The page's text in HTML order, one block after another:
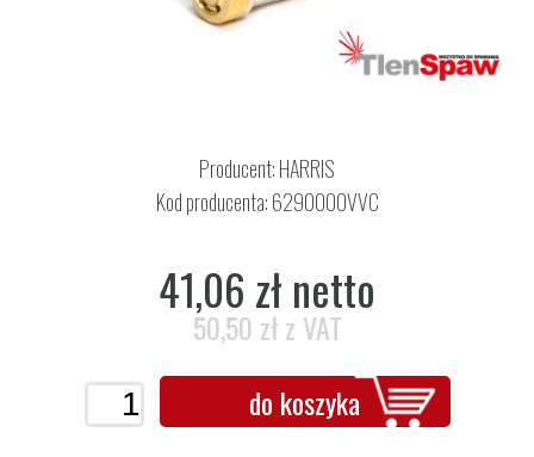
Producent:HARRIS
Kod producenta: 6290000VVC
41,06 zł netto
50,50 zł z VAT
do koszyka